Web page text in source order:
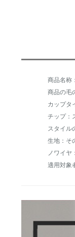
商品の毛
カップタ
チップ：
スタイル
生地：そ
ノワイヤ
適用対象